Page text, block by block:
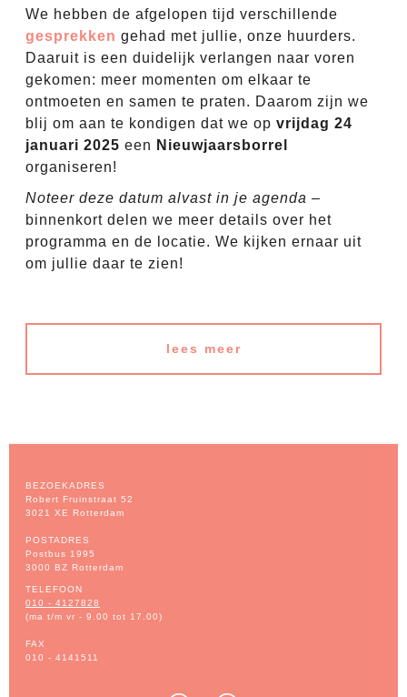
We hebben de afgelopen tijd verschillende
gesprekken gehad met jullie, onze huurders.
Daaruit is een duidelijk verlangen naar voren
gekomen: meer momenten om elkaar te
ontmoeten en samen te praten. Daarom zijn we
blij om aan te kondigen dat we op vrijdag 24
januari 2025 een Nieuwjaarsborrel
organiseren!
Noteer deze datum alvast in je agenda –
binnenkort delen we meer details over het
programma en de locatie. We kijken ernaar uit
om jullie daar te zien!
lees meer
BEZOEKADRES
Robert Fruinstraat 52
3021 XE Rotterdam
POSTADRES
Postbus 1995
3000 BZ Rotterdam
TELEFOON
010 - 4127828
(ma t/m vr - 9.00 tot 17.00)
FAX
010 - 4141511